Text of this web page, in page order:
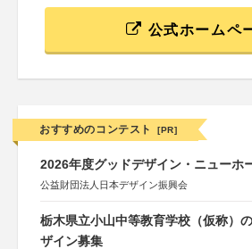
公式ホームペ
おすすめのコンテスト [PR]
2026年度グッドデザイン・ニューホ
公益財団法人日本デザイン振興会
栃木県立小山中等教育学校（仮称）
ザイン募集